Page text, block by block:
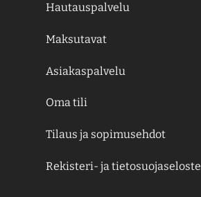
Hautauspalvelu
Maksutavat
Asiakaspalvelu
Oma tili
Tilaus ja sopimusehdot
Rekisteri- ja tietosuojaseloste